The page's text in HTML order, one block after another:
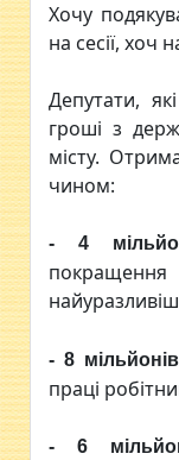
Хочу
на сесії, хоч
Депутати,
гроші з
місту.
чином:
- 4
- 8
праці
- 6